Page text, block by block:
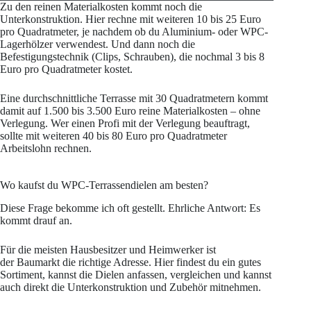
Zu den reinen Materialkosten kommt noch die
Unterkonstruktion. Hier rechne mit weiteren 10 bis 25 Euro
pro Quadratmeter, je nachdem ob du Aluminium- oder WPC-
Lagerhölzer verwendest. Und dann noch die
Befestigungstechnik (Clips, Schrauben), die nochmal 3 bis 8
Euro pro Quadratmeter kostet.
Eine durchschnittliche Terrasse mit 30 Quadratmetern kommt
damit auf 1.500 bis 3.500 Euro reine Materialkosten – ohne
Verlegung. Wer einen Profi mit der Verlegung beauftragt,
sollte mit weiteren 40 bis 80 Euro pro Quadratmeter
Arbeitslohn rechnen.
Wo kaufst du WPC-Terrassendielen am besten?
Diese Frage bekomme ich oft gestellt. Ehrliche Antwort: Es
kommt drauf an.
Für die meisten Hausbesitzer und Heimwerker ist
der Baumarkt die richtige Adresse. Hier findest du ein gutes
Sortiment, kannst die Dielen anfassen, vergleichen und kannst
auch direkt die Unterkonstruktion und Zubehör mitnehmen.